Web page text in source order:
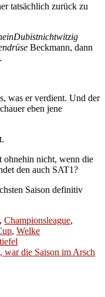
tatsächlich zurück zu
Beckmann, dann
was er verdient. Und der
eben jene
ohnehin nicht, wenn die
den auch SAT1?
Saison definitiv
, Championsleague,
, Welke
die Saison im Arsch